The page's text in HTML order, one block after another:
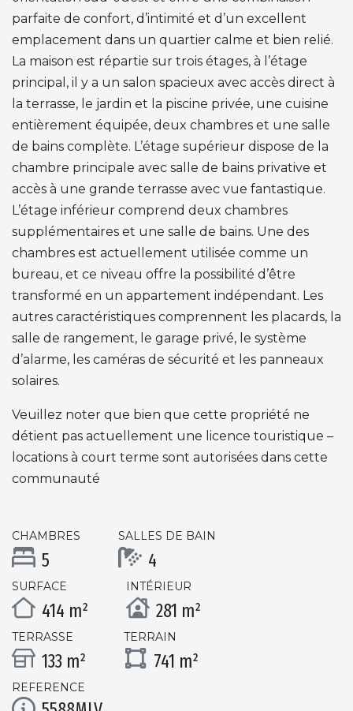
parfaite de confort, d’intimité et d’un excellent
emplacement dans un quartier calme et bien relié.
La maison est répartie sur trois étages, à l’étage
principal, il y a un salon spacieux avec accès direct à
la terrasse, le jardin et la piscine privée, une cuisine
entièrement équipée, deux chambres et une salle
de bains complète. L’étage supérieur dispose de la
chambre principale avec salle de bains privative et
accès à une grande terrasse avec vue fantastique.
L’étage inférieur comprend deux chambres
supplémentaires et une salle de bains. Une des
chambres est actuellement utilisée comme un
bureau, et ce niveau offre la possibilité d’être
transformé en un appartement indépendant. Les
autres caractéristiques comprennent les placards, la
salle de rangement, le garage privé, le système
d’alarme, les caméras de sécurité et les panneaux
solaires.
Veuillez noter que bien que cette propriété ne
détient pas actuellement une licence touristique –
locations à court terme sont autorisées dans cette
communauté
CHAMBRES
5
SALLES DE BAIN
4
SURFACE
414 m²
INTÉRIEUR
281 m²
TERRASSE
133 m²
TERRAIN
741 m²
REFERENCE